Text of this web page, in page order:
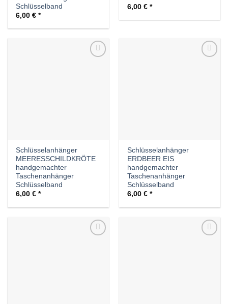
Schlüsselband
6,00€
6,00€
Schlüsselanhänger
MEERESSCHILDKRÖTE
handgemachter
Taschenanhänger
Schlüsselband
6,00€
Schlüsselanhänger
ERDBEER EIS
handgemachter
Taschenanhänger
Schlüsselband
6,00€